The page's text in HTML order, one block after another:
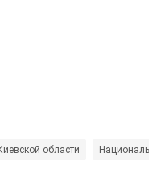
области